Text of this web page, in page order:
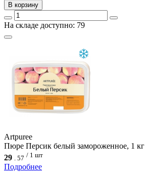
В корзину
На складе доступно: 79
Artpuree
Пюре Персик белый замороженное, 1 кг
29
57 / 1 шт
Подробнее